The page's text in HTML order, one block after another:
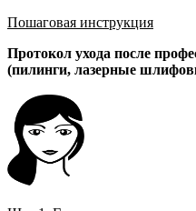
Пошаговая инструкция
Протокол ухода после
(пилинги, лазерные